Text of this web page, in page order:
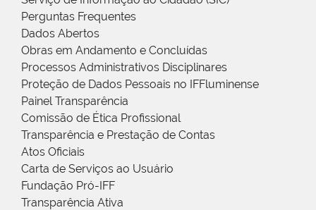
Perguntas Frequentes
Dados Abertos
Obras em Andamento e Concluídas
Processos Administrativos Disciplinares
Proteção de Dados Pessoais no IFFluminense
Painel Transparência
Comissão de Ética Profissional
Transparência e Prestação de Contas
Atos Oficiais
Carta de Serviços ao Usuário
Fundação Pró-IFF
Transparência Ativa